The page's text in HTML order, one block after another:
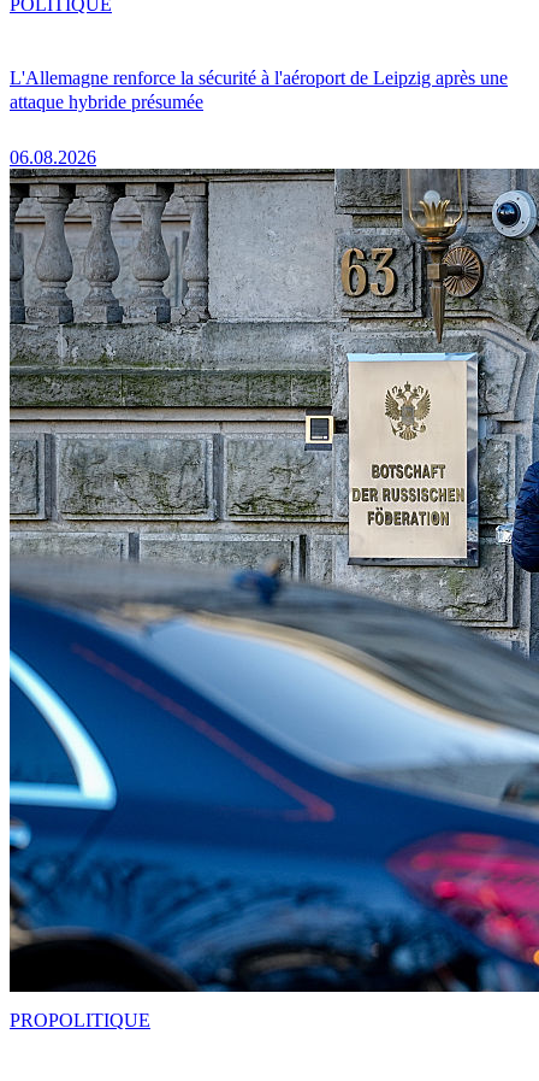
L'Allemagne renforce la sécurité à l'aéroport de Leipzig après une
attaque hybride présumée
06.08.2026
POLITIQUE
PROPOLITIQUE